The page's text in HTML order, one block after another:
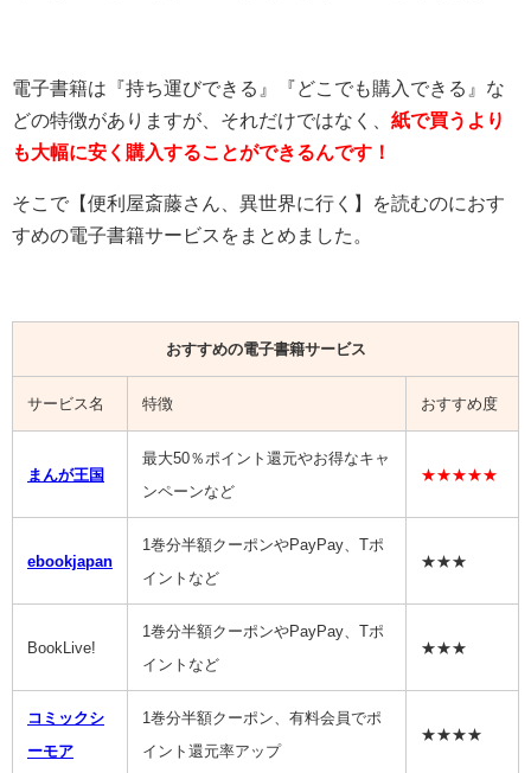
電子書籍は『持ち運びできる』『どこでも購入できる』な
どの特徴がありますが、それだけではなく、 紙で買うより
も大幅に安く購入することができるんです！
そこで【便利屋斎藤さん、異世界に行く】を読むのにおす
すめの電子書籍サービスをまとめました。
おすすめの電子書籍サービス
サービス名 特徴 おすすめ度
まんが王国
最大50％ポイント還元やお得なキャ
ンペーンなど
★★★★★
ebookjapan
1巻分半額クーポンやPayPay、Tポ
イントなど
★★★
BookLive!
1巻分半額クーポンやPayPay、Tポ
イントなど
★★★
コミックシ
ーモア
1巻分半額クーポン、有料会員でポ
イント還元率アップ
★★★★